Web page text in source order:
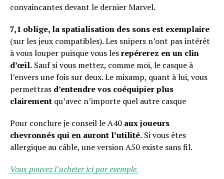
convaincantes devant le dernier Marvel.
7,1 oblige, la spatialisation des sons est exemplaire
(sur les jeux compatibles). Les snipers n’ont pas intérêt
à vous louper puisque vous lesrepérerez en un clin
d’œil. Sauf si vous mettez, comme moi, le casque à
l’envers une fois sur deux. Le mixamp, quant à lui, vous
permettras d’entendre vos coéquipier plus
clairement qu’avec n’importe quel autre casque
Pour conclure je conseil le A40 aux joueurs
chevronnés qui en auront l’utilité. Si vous êtes
allergique au câble, une version A50 existe sans fil.
Vous pouvez l’acheter ici par exemple.